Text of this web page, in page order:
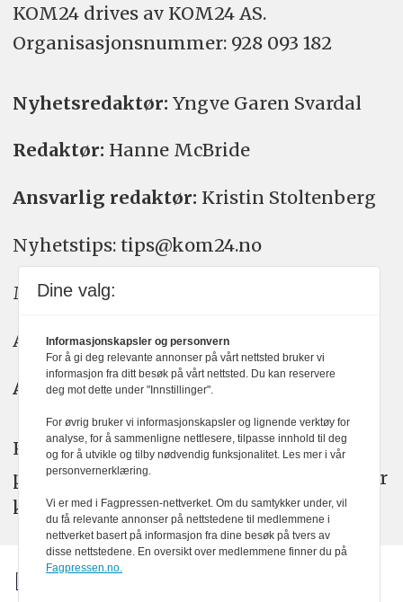
KOM24 drives av KOM24 AS.
Organisasjons­nummer: 928 093 182
Nyhetsredaktør: Yngve Garen Svardal
Redaktør: Hanne McBride
Ansvarlig redaktør: Kristin Stoltenberg
Nyhetstips: tips@kom24.no
Meninger: meninger@kom24.no
Annonse: annonse@watchmedia.no
Abonnement:kom24@watchmedia.no
KOM24 arbeider etter Vær Varsom-
plakatens regler for god presseskikk. Her
kan du lese mer omPFUsarbeid.
Dine valg:
Informasjonskapsler og personvern
For å gi deg relevante annonser på vårt nettsted bruker vi
informasjon fra ditt besøk på vårt nettsted. Du kan reservere
deg mot dette under "Innstillinger".
For øvrig bruker vi informasjonskapsler og lignende verktøy for
analyse, for å sammenligne nettlesere, tilpasse innhold til deg
og for å utvikle og tilby nødvendig funksjonalitet. Les mer i vår
personvernerklæring.
Vi er med i Fagpressen-nettverket. Om du samtykker under, vil
du få relevante annonser på nettstedene til medlemmene i
nettverket basert på informasjon fra dine besøk på tvers av
disse nettstedene. En oversikt over medlemmene finner du på
Fagpressen.no.